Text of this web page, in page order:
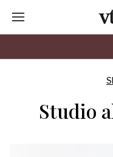
Studio